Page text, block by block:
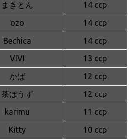
まきとん
14 ccp
ozo
14 ccp
Bechica
14 ccp
VIVI
13 ccp
かば
12 ccp
茶ぼうず
12 ccp
karimu
11 ccp
Kitty 10 ccp